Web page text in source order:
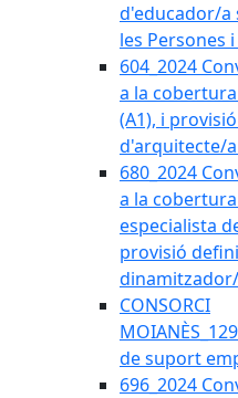
d'educador/a
les Persones
604_2024
a la
(A1), i
d'arquitecte/a
680_2024
a la
especialista
provisió
CONSORCI
de suport
696_2024